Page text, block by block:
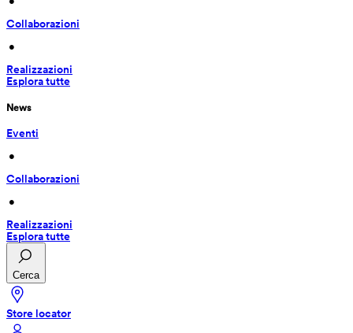
Collaborazioni
•
Realizzazioni
Esplora tutte
News
Eventi
•
Collaborazioni
•
Realizzazioni
Esplora tutte
Cerca
Store locator